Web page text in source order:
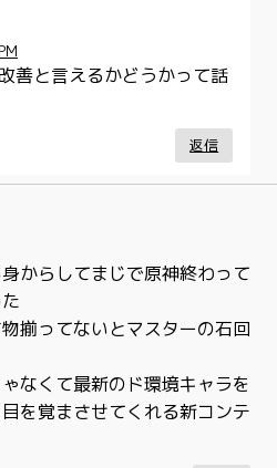
善と言えるかどうかって話
返信
からしてまじで原神終わって
揃ってないとマスターの石回
なくて最新のド環境キャラを
を覚まさせてくれる新コンテ